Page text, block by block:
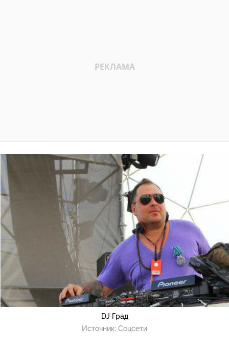
DJ Град
Источник: Соцсети